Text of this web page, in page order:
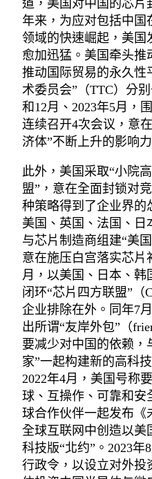
道，美国对中国的芯片
年来，为应对包括中国
领域的快速崛起，美国
愈加迅猛。美国牵头推
推动国际贸易的永久性
术委员会”（TTC）分
和12月、2023年5月，
连续召开4次会议，意
济体”不断上升的影响力
此外，美国采取“小院
盟”，意在全面封锁对
种策略得到了企业界的
美国、英国、法国、日
与芯片制造商组建“美
意在施压白宫落实芯片
月，以美国、日本、韩
闭环“芯片四方联盟”（
企业排除在外。同年7
出所谓“友岸外包”（
要减少对中国的依赖，
家”一起构建新的高科
2022年4月，美国号称
球、互操作、可靠和安
球合作伙伴一起发布《
全球互联网中创造以美
科技版“北约”。2023
行政令，以设立对外投